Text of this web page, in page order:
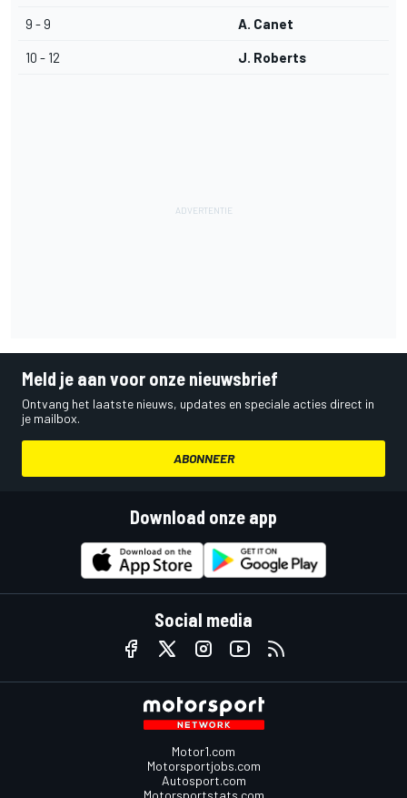
9 - 9 A. Canet
10 - 12 J. Roberts
Meld je aan voor onze nieuwsbrief
Ontvang het laatste nieuws, updates en speciale acties direct in
je mailbox.
ABONNEER
Download onze app
Social media
Motor1.com
Motorsportjobs.com
Autosport.com
Motorsportstats.com